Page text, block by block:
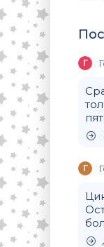
Г
Г